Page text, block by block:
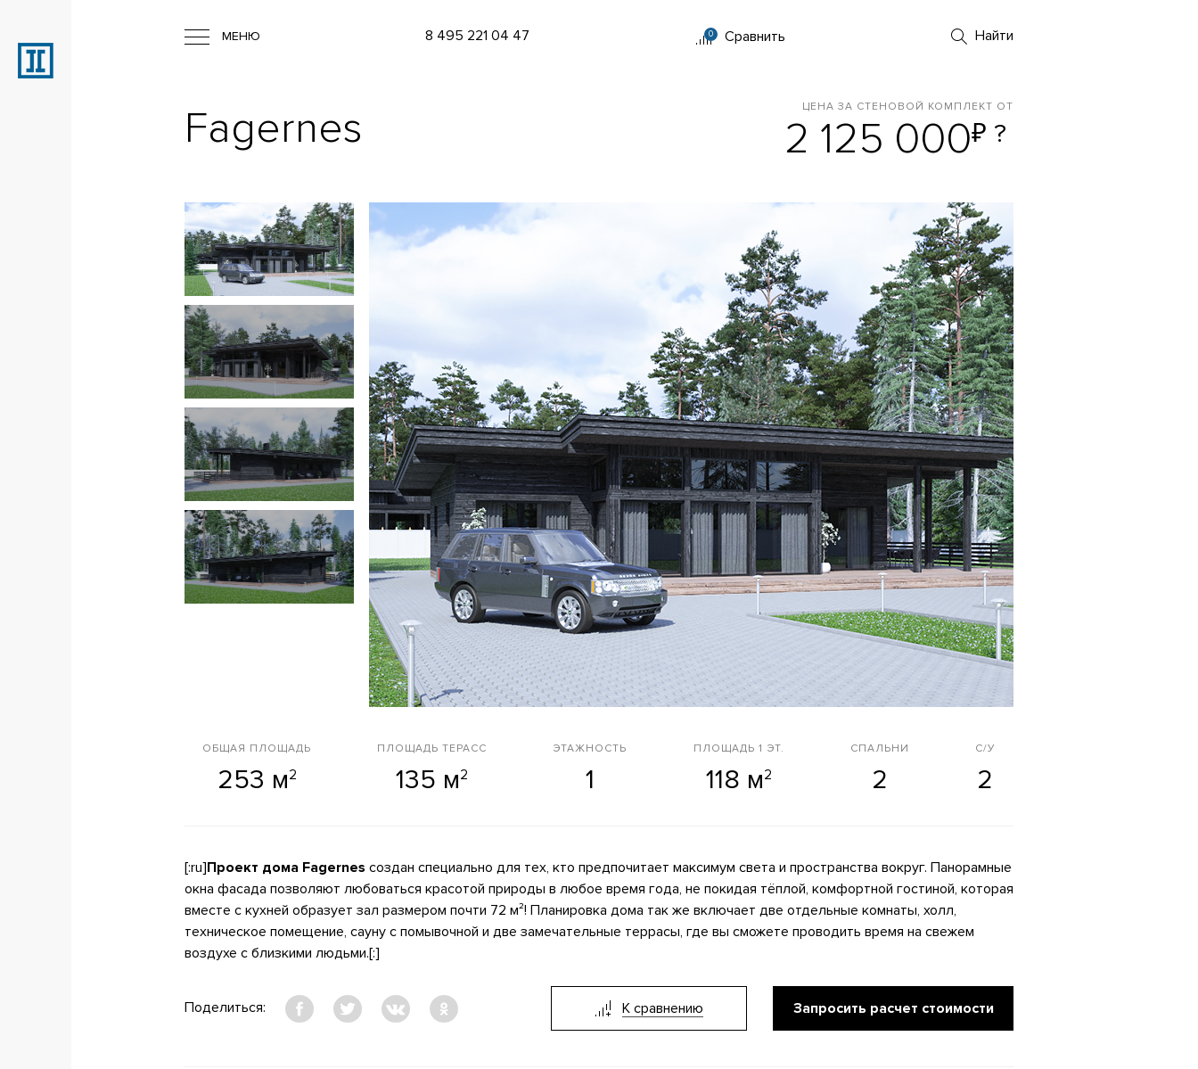
МЕНЮ 8 495 221 04 47 0 Сравнить Найти
Fagernes ЦЕНА ЗА СТЕНОВОЙ КОМПЛЕКТ ОТ
2 125 000₽ ?
ОБЩАЯ ПЛОЩАДЬ
253 м2
ПЛОЩАДЬ ТЕРАСС
135 м2
ЭТАЖНОСТЬ
1
ПЛОЩАДЬ 1 ЭТ.
118 м2
СПАЛЬНИ
2
С/У
2
[:ru]Проект дома Fagernes создан специально для тех, кто предпочитает максимум света и пространства вокруг. Панорамные
окна фасада позволяют любоваться красотой природы в любое время года, не покидая тёплой, комфортной гостиной, которая
вместе с кухней образует зал размером почти 72 м²! Планировка дома так же включает две отдельные комнаты, холл,
техническое помещение, сауну с помывочной и две замечательные террасы, где вы сможете проводить время на свежем
воздухе с близкими людьми.[:]
Поделиться: К сравнению Запросить расчет стоимости